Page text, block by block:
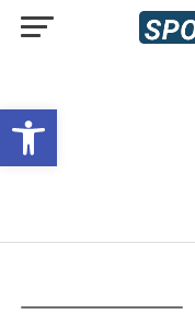
Open toolbar